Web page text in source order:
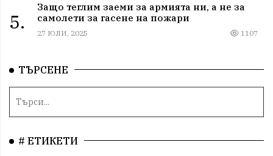
5.
Защо теглим заеми за армията ни, а не за
самолети за гасене на пожари
27 ЮЛИ, 2025 1107
ТЪРСЕНЕ
# ЕТИКЕТИ